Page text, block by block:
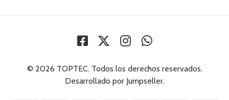
© 2026 TOPTEC. Todos los derechos reservados.
Desarrollado por Jumpseller.